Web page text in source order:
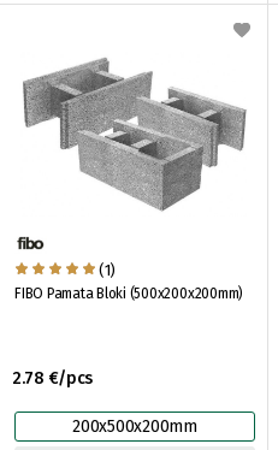
(1)
FIBO Pamata Bloki (500x200x200mm)
2.78 €/pcs
200x500x200mm